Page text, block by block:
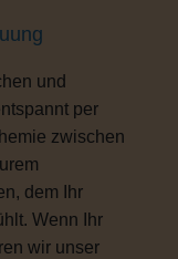
und
per
zwischen
dem Ihr
Wenn Ihr
wir unser